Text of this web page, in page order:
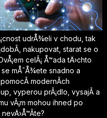
udrÅ¾eli v chodu, tak
nakupovat, starat se o
celÃ¡ Å™ada tÄ›chto
mÅ¯Å¾ete snadno a
modernÃ­ch
vyperou prÃ¡dlo, vysajÃ­ a
vÃ¡m mohou ihned po